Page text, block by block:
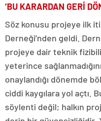
‘BU KARARDAN GERİ
Söz konusu projeye ilk
Derneği’nden geldi.
projeye dair teknik
yeterince
onaylandığı dönemde
ciddi kaygılara yol açtı.
söylenti değil; halkın